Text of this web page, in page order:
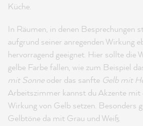
Küche.
In Räumen, in denen Besprechungen
aufgrund seiner anregenden Wirkung
hervorragend geeignet. Hier sollte die
gelbe Farbe fallen, wie zum Beispiel
mit Sonneoder das sanfte Gelb mit
Arbeitszimmer kannst du Akzente
Wirkung von Gelb setzen. Besonders
Gelbtöne da mit Grau und Weiß.